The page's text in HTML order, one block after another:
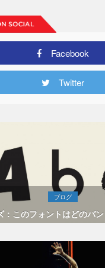
Facebook
Twitter
ブログ
：このフォントはどのバン